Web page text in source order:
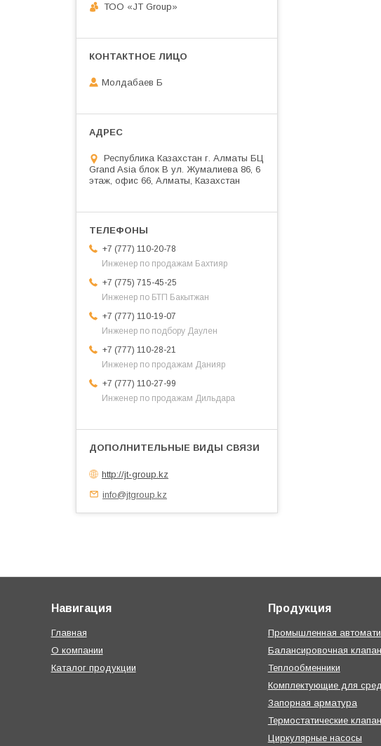
ТОО «JT Group»
Молдабаев Б
Республика Казахстан г. Алматы БЦ
Grand Asia блок B ул. Жумалиева 86, 6
этаж, офис 66, Алматы, Казахстан
+7 (777) 110-20-78
Инженер по продажам Бахтияр
+7 (775) 715-45-25
Инженер по БТП Бакытжан
+7 (777) 110-19-07
Инженер по подбору Даулен
+7 (777) 110-28-21
Инженер по продажам Данияр
+7 (777) 110-27-99
Инженер по продажам Дильдара
http://jt-group.kz
info@jtgroup.kz
Навигация
Главная
О компании
Каталог продукции
Продукция
Промышленная
Балансировочная
Теплообменники
Комплектующие для
Запорная арматура
Термостатические
Циркулярные насосы